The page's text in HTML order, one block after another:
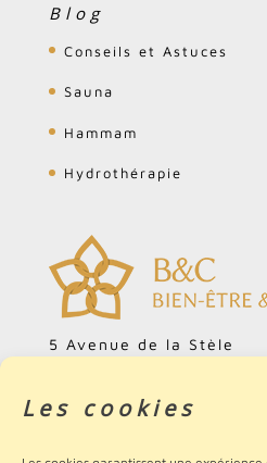
Les cookies
Blog
Conseils et Astuces
Sauna
Hammam
Hydrothérapie
5 Avenue de la Stèle
14740 Bretteville-